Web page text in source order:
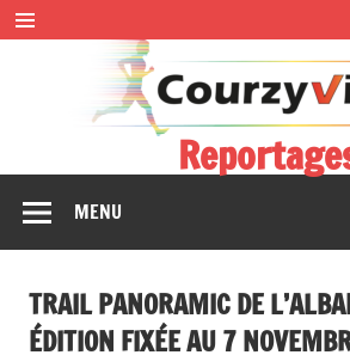
Skip
to
content
MENU
TRAIL PANORAMIC DE
ÉDITION FIXÉE AU 7